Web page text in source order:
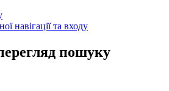
навігації та входу
пошуку